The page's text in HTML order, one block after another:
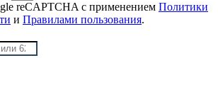
reCAPTCHA с применением Политики
и Правилами пользования.